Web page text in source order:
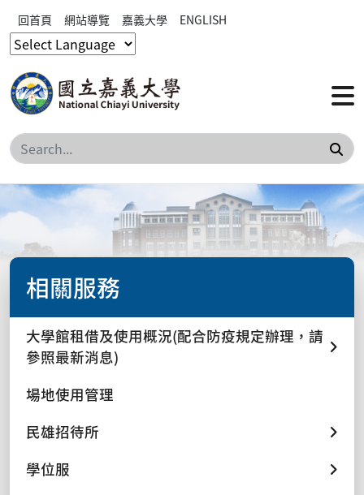
回首頁 網站導覽 嘉義大學 ENGLISH
搜
相關服務
大學館租借及使用概況(配合防疫規定辦理，請
參照最新消息)
場地使用管理
民雄招待所
學位服